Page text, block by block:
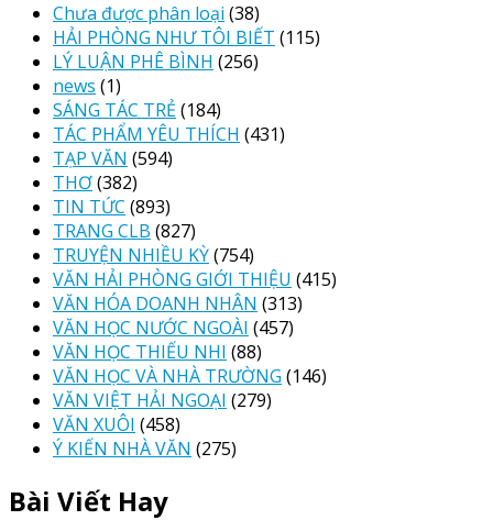
Chưa được phân loại (38)
HẢI PHÒNG NHƯ TÔI BIẾT (115)
LÝ LUẬN PHÊ BÌNH (256)
news (1)
SÁNG TÁC TRẺ (184)
TÁC PHẨM YÊU THÍCH (431)
TẠP VĂN (594)
THƠ(382)
TIN TỨC (893)
TRANG CLB (827)
TRUYỆN NHIỀU KỲ(754)
VĂN HẢI PHÒNG GIỚI THIỆU (415)
VĂN HÓA DOANH NHÂN (313)
VĂN HỌC NƯỚC NGOÀI (457)
VĂN HỌC THIẾU NHI (88)
VĂN HỌC VÀ NHÀ TRƯỜNG (146)
VĂN VIỆT HẢI NGOẠI (279)
VĂN XUÔI (458)
Ý KIẾN NHÀ VĂN (275)
Bài Viết Hay